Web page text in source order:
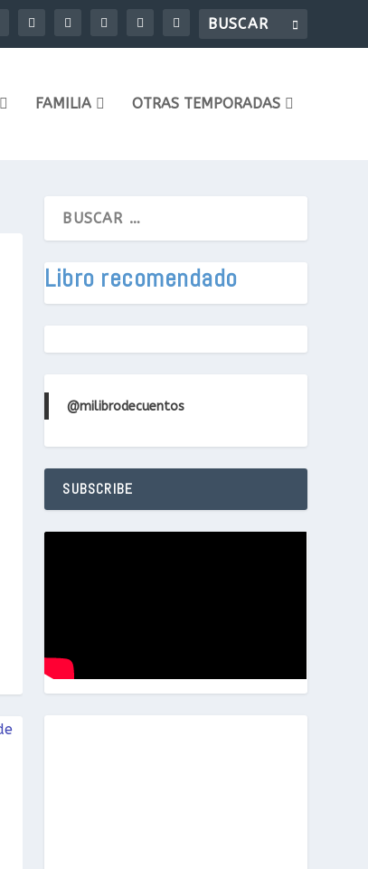
FAMILIA OTRAS TEMPORADAS
Libro recomendado
@milibrodecuentos
SUBSCRIBE